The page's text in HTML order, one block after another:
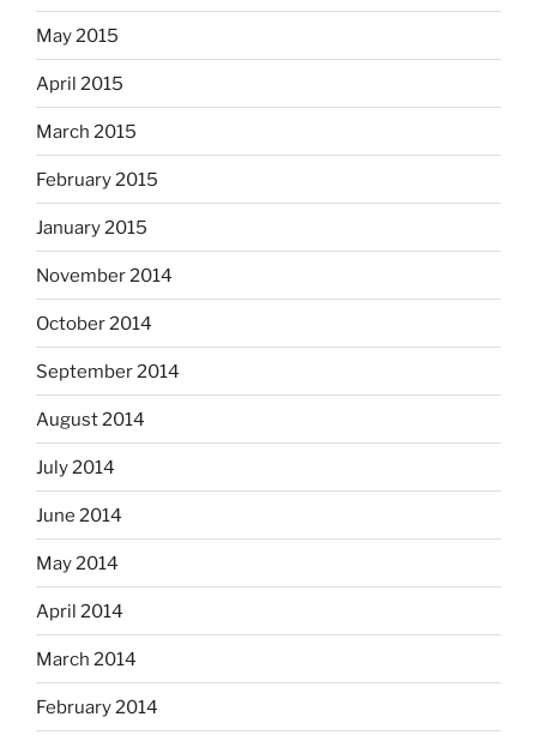
May 2015
April 2015
March 2015
February 2015
January 2015
November 2014
October 2014
September 2014
August 2014
July 2014
June 2014
May 2014
April 2014
March 2014
February 2014